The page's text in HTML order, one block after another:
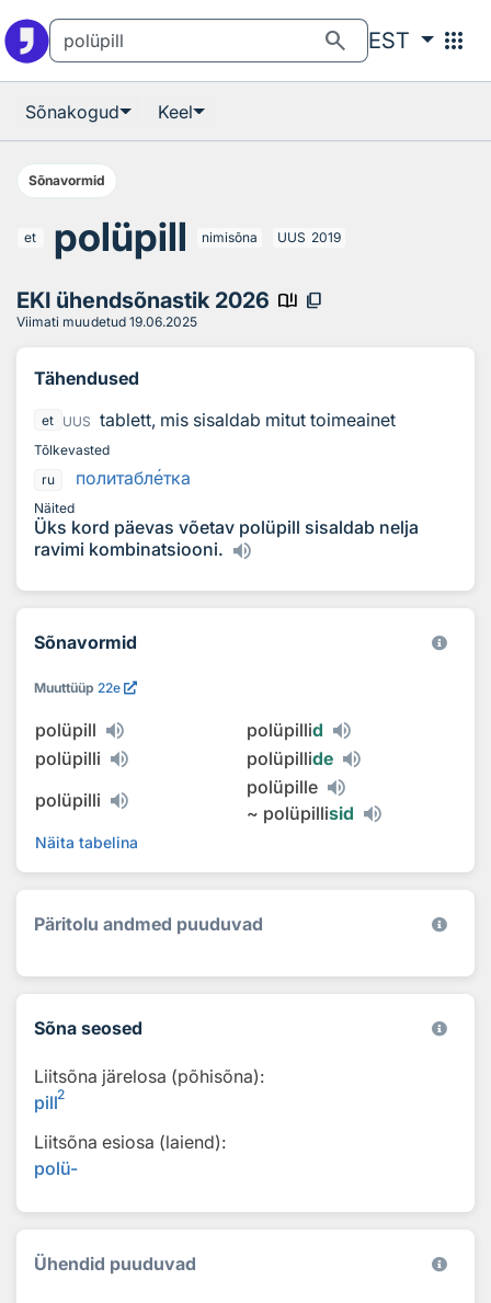
search EST apps
Sõnakogud Keel
Sõnavormid
et polüpill nimisõna UUS 2019
EKI ühendsõnastik 2026 book_ribbon content_copy
Viimati muudetud 19.06.2025
Tähendused
et UUS tablett, mis sisaldab mitut toimeainet
Tõlkevasted
ru
политаблетка
Näited
Üks kord päevas võetav polüpill sisaldab nelja
ravimi kombinatsiooni.
Sõnavormid
Muuttüüp 22e
polüpill polüpillid
polüpilli
polüpillide
polüpilli
polüpille
~ polüpillisid
Näita tabelina
Päritolu andmed puuduvad
Sõna seosed
Liitsõna järelosa (põhisõna):
pill2
Liitsõna esiosa (laiend):
polü-
Ühendid puuduvad